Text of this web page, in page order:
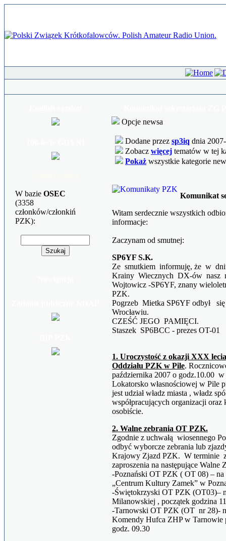
W bazie OSEC
(3358
członków/członkiń
PZK):
Opcje newsa
Dodane przez sp3iq dnia
Zobacz więcej tematów w tej
Pokaż wszystkie kategorie
Komunikat
Witam serdecznie wszystkich
informacje:
Zaczynam od smutnej:
SP6YF S.K.
Ze smutkiem informuję, że w
Krainy Wiecznych DX-ów nasz
Wojtowicz -SP6YF, znany
PZK.
Pogrzeb Mietka SP6YF odbył
Wrocławiu.
CZEŚĆ JEGO PAMIĘCI.
Staszek SP6BCC - prezes OT-01
1. Uroczystość z okazji XXX
Oddziału PZK w Pile.
października 2007 o godz.10.00 w
Lokatorsko własnościowej w Pile
jest udział władz miasta , władz
współpracujących organizacji
osobiście.
2. Walne zebrania OT PZK.
Zgodnie z uchwałą wiosennego
odbyć wyborcze zebrania lub
Krajowy Zjazd PZK. W terminie
zaproszenia na następujące Walne
-Poznański OT PZK ( OT 08) –
„Centrum Kultury Zamek” w
-Świętokrzyski OT PZK (OT03)–
Milanowskiej , początek godzina
-Tarnowski OT PZK (OT nr 28)-
Komendy Hufca ZHP w
godz. 09.30